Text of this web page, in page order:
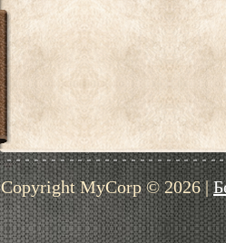
Copyright MyCorp © 2026|